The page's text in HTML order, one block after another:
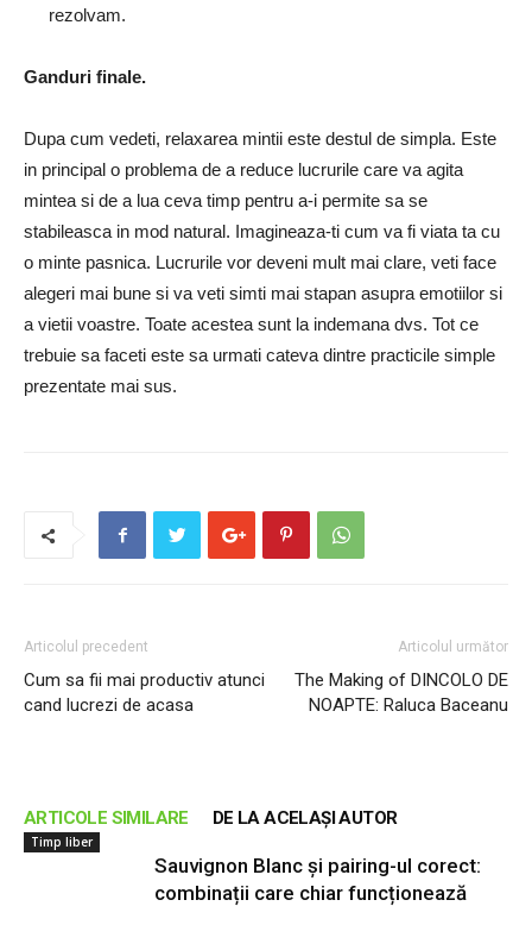
rezolvam.
Ganduri finale.
Dupa cum vedeti, relaxarea mintii este destul de simpla. Este
in principal o problema de a reduce lucrurile care va agita
mintea si de a lua ceva timp pentru a-i permite sa se
stabileasca in mod natural. Imagineaza-ti cum va fi viata ta cu
o minte pasnica. Lucrurile vor deveni mult mai clare, veti face
alegeri mai bune si va veti simti mai stapan asupra emotiilor si
a vietii voastre. Toate acestea sunt la indemana dvs. Tot ce
trebuie sa faceti este sa urmati cateva dintre practicile simple
prezentate mai sus.
Articolul precedent
Cum sa fii mai productiv atunci
cand lucrezi de acasa
Articolul următor
The Making of DINCOLO DE
NOAPTE: Raluca Baceanu
ARTICOLE SIMILARE DE LA ACELAȘI AUTOR
Timp liber
Sauvignon Blanc și pairing-ul corect:
combinații care chiar funcționează